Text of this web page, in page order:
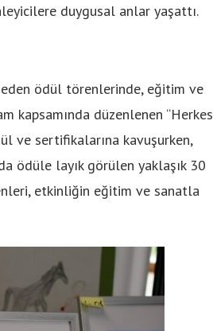
duygusal anlar yaşattı.
ödül törenlerinde, eğitim ve
kapsamında düzenlenen “Herkes
ve sertifikalarına kavuşurken,
ödüle layık görülen yaklaşık 30
etkinliğin eğitim ve sanatla